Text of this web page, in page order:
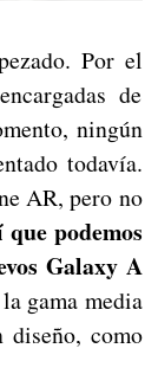
Por el
de
ningún
todavía.
AR, pero no
podemos
Galaxy A
gama media
diseño, como